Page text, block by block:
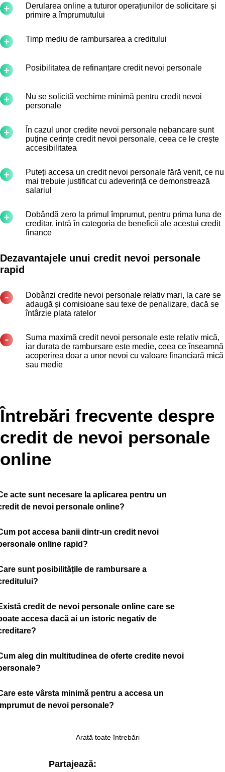
Derularea online a tuturor operațiunilor de solicitare și
primire a împrumutului
Timp mediu de rambursarea a creditului
Posibilitatea de refinanțare credit nevoi personale
Nu se solicită vechime minimă pentru credit nevoi
personale
În cazul unor credite nevoi personale nebancare sunt
puține cerințe credit nevoi personale, ceea ce le crește
accesibilitatea
Puteți accesa un credit nevoi personale fără venit, ce nu
mai trebuie justificat cu adeverință ce demonstrează
salariul
Dobândă zero la primul împrumut, pentru prima luna de
creditar, intră în categoria de beneficii ale acestui credit
finance
Dezavantajele unui credit nevoi personale
rapid
Dobânzi credite nevoi personale relativ mari, la care se
adaugă și comisioane sau texe de penalizare, dacă se
întârzie plata ratelor
Suma maximă credit nevoi personale este relativ mică,
iar durata de rambursare este medie, ceea ce înseamnă
acoperirea doar a unor nevoi cu valoare financiară mică
sau medie
Întrebări frecvente despre
credit de nevoi personale
online
acte sunt necesare la aplicarea pentru un
de nevoi personale online?
pot accesa banii dintr-un credit nevoi
online rapid?
sunt posibilitățile de rambursare a
credit de nevoi personale online care se
accesa dacă ai un istoric negativ de
aleg din multitudinea de oferte credite nevoi
este vârsta minimă pentru a accesa un
de nevoi personale?
Arată toate întrebări
Partajează: